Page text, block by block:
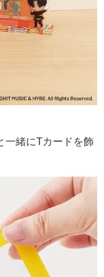
一緒にTカードを飾